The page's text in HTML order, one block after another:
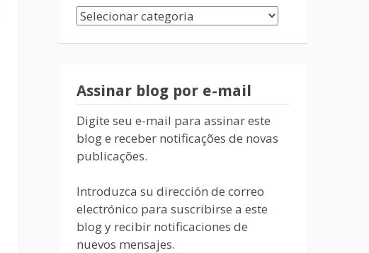
Assinar blog por e-mail
Digite seu e-mail para assinar este
blog e receber notificações de novas
publicações.
Introduzca su dirección de correo
electrónico para suscribirse a este
blog y recibir notificaciones de
nuevos mensajes.